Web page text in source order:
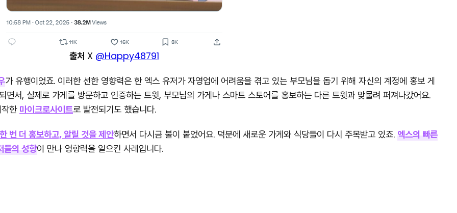
출처 X @Happy48791
가 유행이었죠. 이러한 선한 영향력은 한 엑스 유저가 자영업에 어려움을 겪고 있는 부모님을 돕기 위해 자신의 계정에 홍보 게
서, 실제로 가게를 방문하고 인증하는 트윗, 부모님의 가게나 스마트 스토어를 홍보하는 다른 트윗과 맞물려 퍼져나갔어요.
한마이크로사이트로 발전되기도 했습니다.
번 더 홍보하고, 알릴 것을 제안하면서 다시금 불이 붙었어요. 덕분에 새로운 가게와 식당들이 다시 주목받고 있죠. 엑스의 빠른
들의 성향이 만나 영향력을 일으킨 사례입니다.